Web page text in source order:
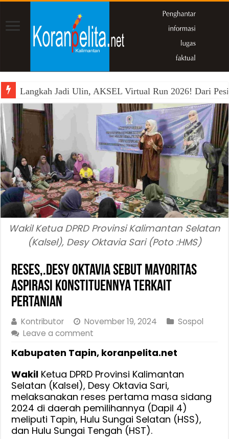
Langkah Jadi Ulin, AKSEL Virtual Run 2026! Dari
Wakil Ketua DPRD Provinsi Kalimantan Selatan
(Kalsel), Desy Oktavia Sari (Poto :HMS)
Reses,.Desy Oktavia Sebut Mayoritas
Aspirasi Konstituennya Terkait
Pertanian
Kontributor November 19, 2024
Sospol
Leave a comment
Kabupaten Tapin, koranpelita.net
Wakil Ketua DPRD Provinsi Kalimantan
Selatan (Kalsel), Desy Oktavia Sari,
melaksanakan reses pertama masa sidang
2024 di daerah pemilihannya (Dapil 4)
meliputi Tapin, Hulu Sungai Selatan (HSS),
dan Hulu Sungai Tengah (HST).